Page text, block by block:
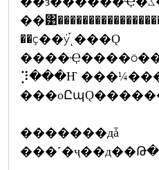
��ç��ý֡ͺ���Ǫ
⡹���Ҥ
�������дǡ